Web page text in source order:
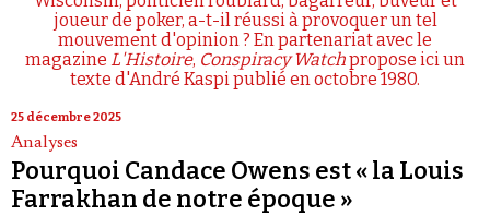
joueur de poker, a-t-il réussi à provoquer un tel
mouvement d'opinion ? En partenariat avec le
magazine L'Histoire, Conspiracy Watchpropose ici un
texte d'André Kaspi publié en octobre 1980.
25 décembre 2025
Analyses
Pourquoi Candace Owens est « la Louis
Farrakhan de notre époque »